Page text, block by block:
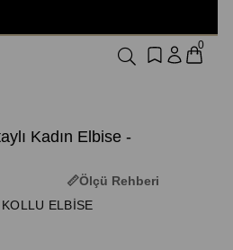
0
Kadın Elbise -
Ölçü Rehberi
ELBİSE